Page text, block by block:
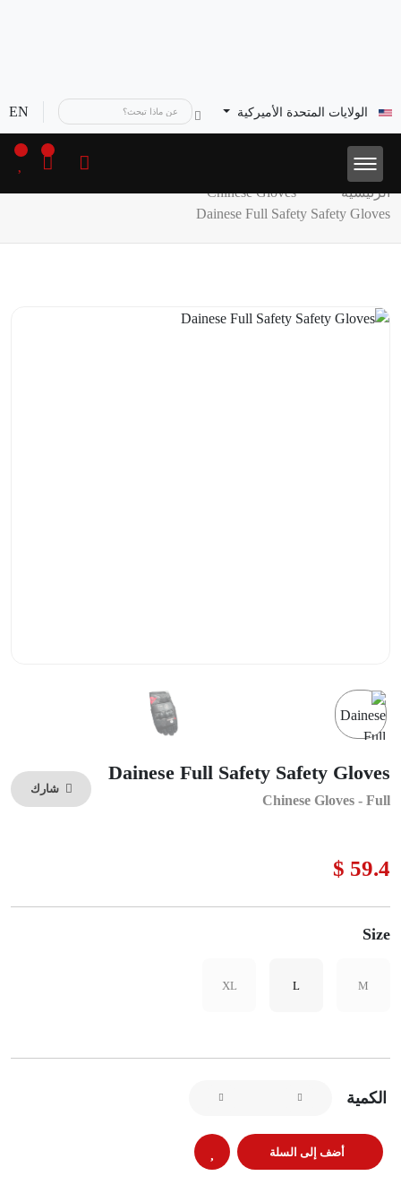
الولايات المتحدة الأميركية EN
الرئيسية
Chinese Gloves
Dainese Full Safety Safety Gloves
Dainese Full Safety Safety Gloves
Chinese Gloves - Full
شارك
59.4 $
Size
M
L
XL
الكمية
أضف إلى السلة